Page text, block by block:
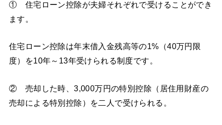
① 住宅ローン控除が夫婦それぞれで受けることができ
ます。
住宅ローン控除は年末借入金残高等の1%（40万円限
度）を10年～13年受けられる制度です。
② 売却した時、3,000万円の特別控除（居住用財産の
売却による特別控除）を二人で受けられる。